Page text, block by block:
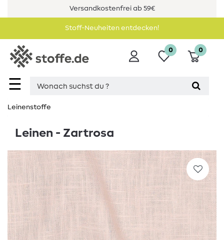
Versandkostenfrei ab 59€
Stoff-Neuheiten entdecken!
☰
0 0
Leinenstoffe
Leinen - Zartrosa